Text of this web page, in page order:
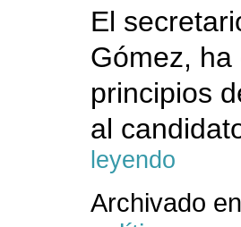
El
Gómez,
principios
al
leyendo
Archivado